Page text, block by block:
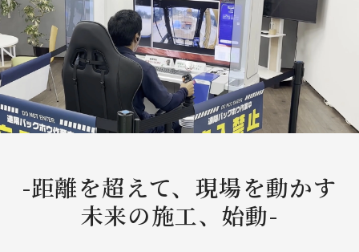
-距離を超えて、現場を動かす
未来の施工、始動-